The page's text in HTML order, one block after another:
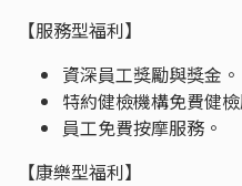
【服務型福利】
資深員工獎勵與獎金。
特約健檢機構免費健檢
員工免費按摩服務。
【康樂型福利】